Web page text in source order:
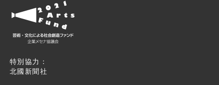
特別協力：
北國新聞社